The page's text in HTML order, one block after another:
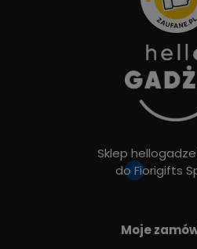
Sklep
do Fiorigifts
Moje